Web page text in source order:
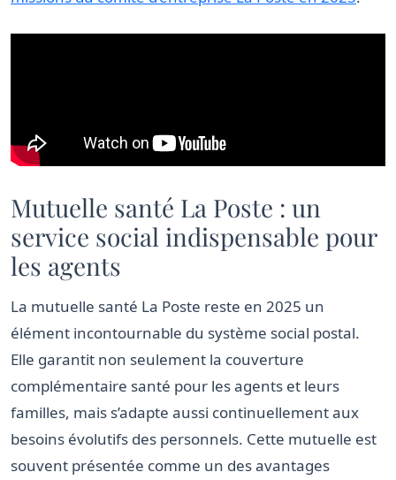
Mutuelle santé La Poste : un
service social indispensable pour
les agents
La mutuelle santé La Poste reste en 2025 un
élément incontournable du système social postal.
Elle garantit non seulement la couverture
complémentaire santé pour les agents et leurs
familles, mais s’adapte aussi continuellement aux
besoins évolutifs des personnels. Cette mutuelle est
souvent présentée comme un des avantages